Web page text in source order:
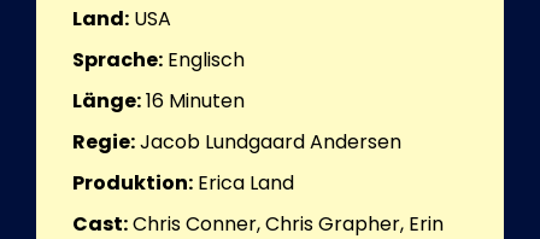
Land: USA
Sprache: Englisch
Länge:16 Minuten
Regie:Jacob Lundgaard Andersen
Produktion: Erica Land
Cast:Chris Conner, Chris Grapher, Erin